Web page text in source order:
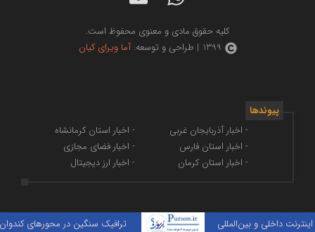
کلیه حقوق مادی و معنوی محفوظ است.
1399 | طراحی و توسعه:
آما ویرای کیان
پیوندها
- اخبار آذربایجان غربی
- اخبار استان فارس
- اخبار استان کرمان
- اخبار استان کرمانشاه
- اخبار فضای مجازی
- اخبار ارز دیجیتال
داخلی و بین‌المللی ترافیک سنگین در محورهای کندوان و